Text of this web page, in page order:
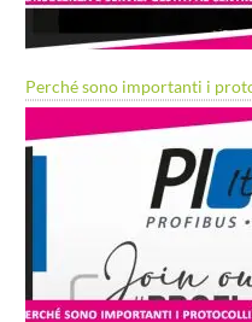
Perché sono importanti i